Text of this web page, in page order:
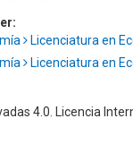
Licenciatura en
Licenciatura en
4.0. Licencia